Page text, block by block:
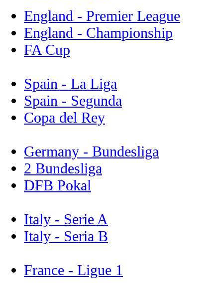
England - Premier League
England - Championship
FA Cup
Spain - La Liga
Spain - Segunda
Copa del Rey
Germany - Bundesliga
2 Bundesliga
DFB Pokal
Italy - Serie A
Italy - Seria B
France - Ligue 1